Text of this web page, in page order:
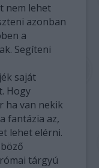
nem lehet
azonban
a
Segíteni
saját
Hogy
ha van nekik
fantázia az,
lehet elérni.
tárgyú